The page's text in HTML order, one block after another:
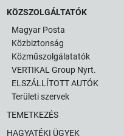
KÖZSZOLGÁLTATÓK
Magyar Posta
Közbiztonság
Közműszolgálatatók
VERTIKAL Group Nyrt.
ELSZÁLLÍTOTT AUTÓK
Területi szervek
TEMETKEZÉS
HAGYATÉKI ÜGYEK